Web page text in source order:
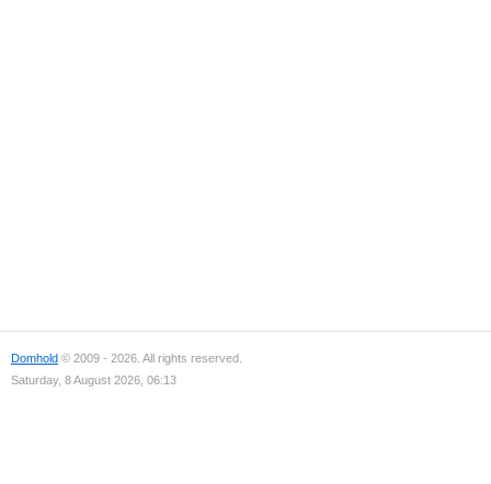
Domhold © 2009 - 2026. All rights reserved.
Saturday, 8 August 2026, 06:13